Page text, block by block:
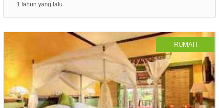
1 tahun yang lalu
RUMAH